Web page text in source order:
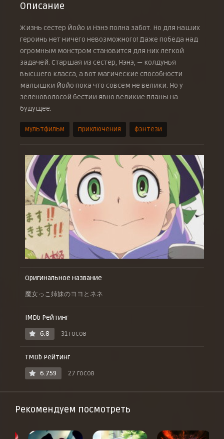
Описание
Жизнь сестер Йойо и Нэнэ полна забот. Но для наших
героинь нет ничего невозможного! Даже победа над
огромным монстром становится для них легкой
задачей. Старшая из сестер, Нэнэ, — колдунья
высшего класса, а вот магические способности
малышки Йойо пока что совсем не велики. Но у
зеленоволосой бестии явно великие планы на
будущее.
мультфильм приключения фэнтези
Оригинальное название
魔女っこ姉妹のヨヨとネネ
IMDb Рейтинг
6.8
31 госов
TMDb Рейтинг
6.759
27 госов
Рекомендуем посмотреть